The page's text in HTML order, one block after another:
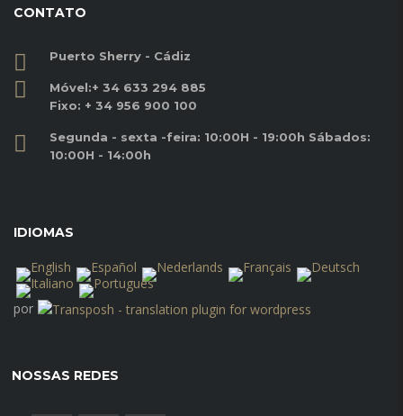
CONTATO
Puerto Sherry - Cádiz
Móvel:+ 34 633 294 885
Fixo: + 34 956 900 100
Segunda - sexta -feira: 10:00H - 19:00h Sábados:
10:00H - 14:00h
IDIOMAS
por
NOSSAS REDES